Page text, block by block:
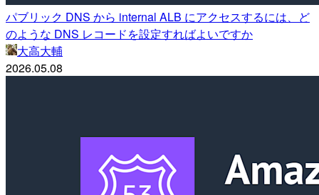
パブリック DNS から internal ALB にアクセスするには、ど
のような DNS レコードを設定すればよいですか
大高大輔
2026.05.08